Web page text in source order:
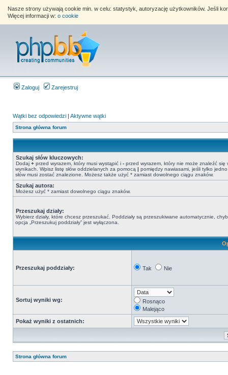
Nasze strony używają cookie min. w celu: statystyk, autoryzację użytkowników. Jeśli
Więcej informacji w: o cookie
Zaloguj Zarejestruj
Wątki bez odpowiedzi | Aktywne wątki
Strona główna forum
Szukaj słów kluczowych:
Dodaj + przed wyrazem, który musi wystąpić i - przed wyrazem, który nie może znaleźć się
wynikach. Wpisz listę słów oddzielanych za pomocą | pomiędzy nawiasami, jeśli tylko
słów musi zostać znalezione. Możesz także użyć * zamiast dowolnego ciągu znaków.
Szukaj autora:
Możesz użyć * zamiast dowolnego ciągu znaków.
Przeszukaj działy:
Wybierz działy, które chcesz przeszukać. Poddziały są przeszukiwane automatycznie,
opcja „Przeszukuj poddziały” jest wyłączona.
Przeszukaj poddziały: Tak Nie
Sortuj wyniki wg:
Rosnąco
Malejąco
Pokaż wyniki z ostatnich:
Strona główna forum